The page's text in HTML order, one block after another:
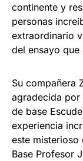
continente y
personas
extraordinario
del ensayo
Su compañera
agradecida por
de base
experiencia
este misterioso
Base Profesor